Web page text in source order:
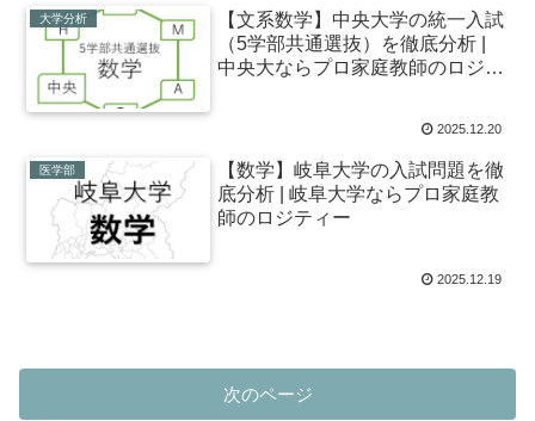
大学分析
【文系数学】中央大学の統一入試
（5学部共通選抜）を徹底分析 |
中央大ならプロ家庭教師のロジテ
2025.12.20
医学部
【数学】岐阜大学の入試問題を徹
底分析 | 岐阜大学ならプロ家庭教
師のロジティー
2025.12.19
次のページ